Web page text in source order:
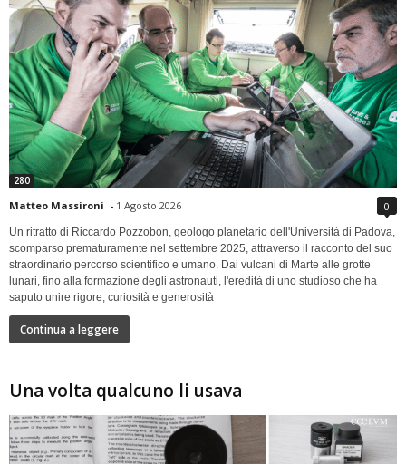
280
Matteo Massironi - 1 Agosto 2026 0
Un ritratto di Riccardo Pozzobon, geologo planetario dell'Università di Padova,
scomparso prematuramente nel settembre 2025, attraverso il racconto del suo
straordinario percorso scientifico e umano. Dai vulcani di Marte alle grotte
lunari, fino alla formazione degli astronauti, l'eredità di uno studioso che ha
saputo unire rigore, curiosità e generosità
Continua a leggere
Una volta qualcuno li usava